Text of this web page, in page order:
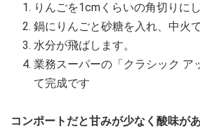
りんごを1cmくらいの角切りにし
鍋にりんごと砂糖を入れ、中火
水分が飛ばします。
業務スーパーの「クラシック ア
て完成です
コンポートだと甘みが少なく酸味が